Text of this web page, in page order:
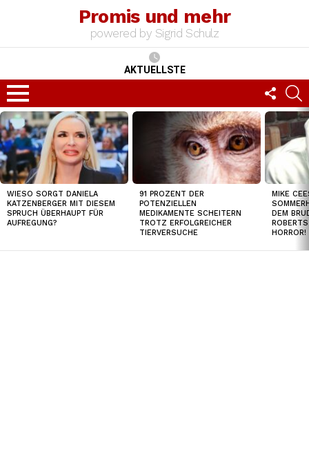
Promis und mehr
powered by Sigrid Schulz
AKTUELLSTE
Menu
US
TOP
NEWS
WIESO SORGT DANIELA
KATZENBERGER MIT DIESEM
SPRUCH ÜBERHAUPT FÜR
AUFREGUNG?
91 PROZENT DER
POTENZIELLEN
MEDIKAMENTE SCHEITERN
TROTZ ERFOLGREICHER
TIERVERSUCHE
MIKE
DEM
HORROR!